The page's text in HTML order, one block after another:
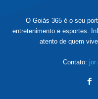
O Goiás 365 é o seu
entretenimento e esportes.
atento de quem
Contato: